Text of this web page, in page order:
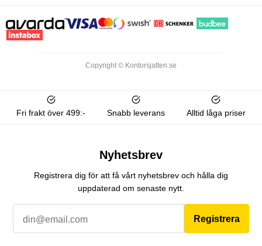
Copyright © Kontorsjatten.se
Fri frakt över 499:- Snabb leverans Alltid låga priser
Nyhetsbrev
Registrera dig för att få vårt nyhetsbrev och hålla dig
uppdaterad om senaste nytt.
Registrera